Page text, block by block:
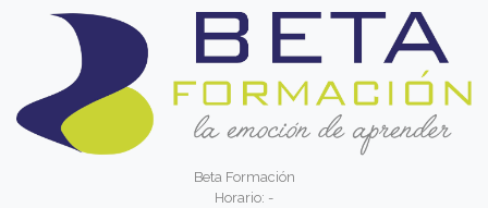
Beta Formación
Horario: -